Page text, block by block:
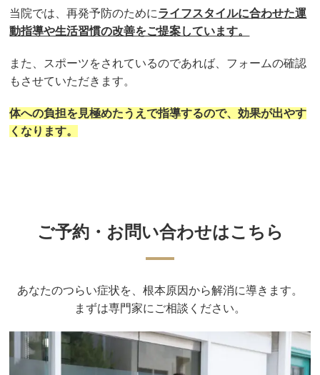
当院では、再発予防のためにライフスタイルに合わせた運
動指導や生活習慣の改善をご提案しています。
また、スポーツをされているのであれば、フォームの確認
もさせていただきます。
体への負担を見極めたうえで指導するので、効果が出やす
くなります。
ご予約・お問い合わせはこちら
あなたのつらい症状を、根本原因から解消に導きます。
まずは専門家にご相談ください。